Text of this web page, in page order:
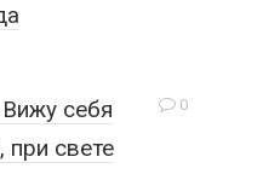
0
себя
свете